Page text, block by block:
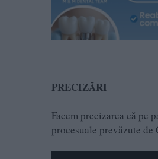
PRECIZĂRI
Facem precizarea că pe
procesuale prevăzute